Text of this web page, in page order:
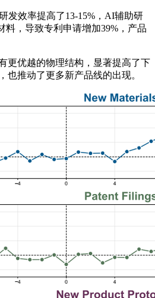
效率提高了13-15%，AI辅助研
料，导致专利申请增加39%，产品
优越的物理结构，显著提高了下
也推动了更多新产品线的出现。